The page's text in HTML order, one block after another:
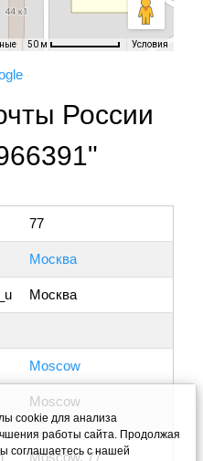
50 м Условия
России
77
Москва
Москва
Moscow
Moscow
Moscow, 77
cookie для анализа
работы сайта. Продолжая
соглашаетесь с нашей